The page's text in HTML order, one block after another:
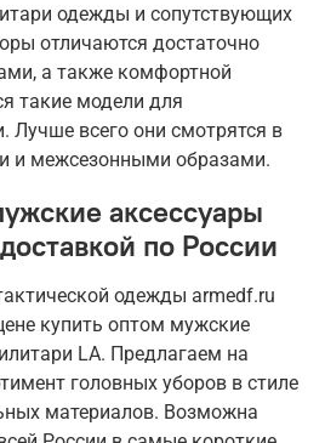
одежды и сопутствующих
отличаются достаточно
а также комфортной
такие модели для
Лучше всего они смотрятся в
и межсезонными образами.
аксессуары
по России
одежды armedf.ru
купить оптом мужские
LA. Предлагаем на
головных уборов в стиле
материалов. Возможна